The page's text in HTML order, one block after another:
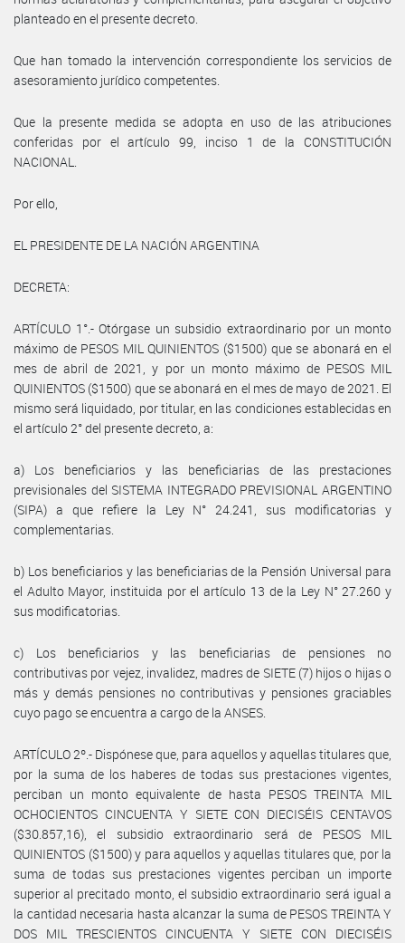
planteado en el presente decreto.
Que han tomado la intervención correspondiente los servicios de
asesoramiento jurídico competentes.
Que la presente medida se adopta en uso de las atribuciones
conferidas por el artículo 99, inciso 1 de la CONSTITUCIÓN
NACIONAL.
Por ello,
EL PRESIDENTE DE LA NACIÓN ARGENTINA
DECRETA:
ARTÍCULO 1°.- Otórgase un subsidio extraordinario por un monto
máximo de PESOS MIL QUINIENTOS ($1500) que se abonará en el
mes de abril de 2021, y por un monto máximo de PESOS MIL
QUINIENTOS ($1500) que se abonará en el mes de mayo de 2021. El
mismo será liquidado, por titular, en las condiciones establecidas en
el artículo 2° del presente decreto, a:
a) Los beneficiarios y las beneficiarias de las prestaciones
previsionales del SISTEMA INTEGRADO PREVISIONAL ARGENTINO
(SIPA) a que refiere la Ley N° 24.241, sus modificatorias y
complementarias.
b) Los beneficiarios y las beneficiarias de la Pensión Universal para
el Adulto Mayor, instituida por el artículo 13 de la Ley N° 27.260 y
sus modificatorias.
c) Los beneficiarios y las beneficiarias de pensiones no
contributivas por vejez, invalidez, madres de SIETE (7) hijos o hijas o
más y demás pensiones no contributivas y pensiones graciables
cuyo pago se encuentra a cargo de la ANSES.
ARTÍCULO 2º.- Dispónese que, para aquellos y aquellas titulares que,
por la suma de los haberes de todas sus prestaciones vigentes,
perciban un monto equivalente de hasta PESOS TREINTA MIL
OCHOCIENTOS CINCUENTA Y SIETE CON DIECISÉIS CENTAVOS
($30.857,16), el subsidio extraordinario será de PESOS MIL
QUINIENTOS ($1500) y para aquellos y aquellas titulares que, por la
suma de todas sus prestaciones vigentes perciban un importe
superior al precitado monto, el subsidio extraordinario será igual a
la cantidad necesaria hasta alcanzar la suma de PESOS TREINTA Y
DOS MIL TRESCIENTOS CINCUENTA Y SIETE CON DIECISÉIS